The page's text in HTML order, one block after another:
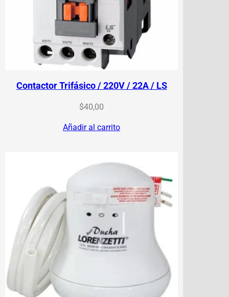
Contactor Trifásico / 220V / 22A / LS
$40,00
Añadir al carrito